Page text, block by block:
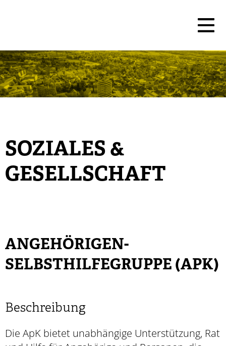
SOZIALES &
GESELLSCHAFT
ANGEHÖRIGEN-
SELBSTHILFEGRUPPE (APK)
Beschreibung
Die ApK bietet unabhängige Unterstützung, Rat